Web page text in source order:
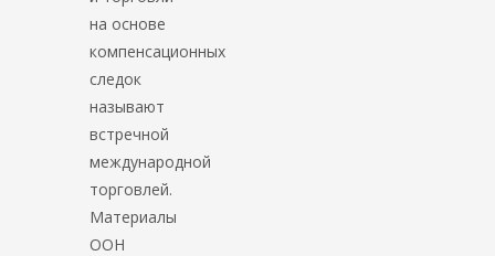
на основе
компенсационных
следок
называют
встречной
международной
торговлей.
Материалы
ООН